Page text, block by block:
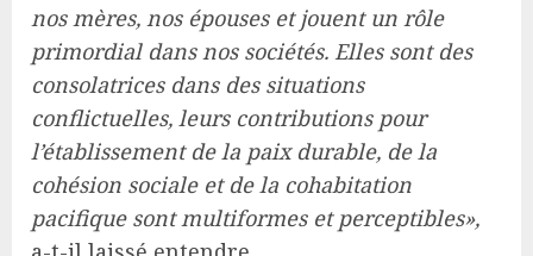
nos mères, nos épouses et jouent un rôle
primordial dans nos sociétés. Elles sont des
consolatrices dans des situations
conflictuelles, leurs contributions pour
l’établissement de la paix durable, de la
cohésion sociale et de la cohabitation
pacifique sont multiformes et perceptibles»,